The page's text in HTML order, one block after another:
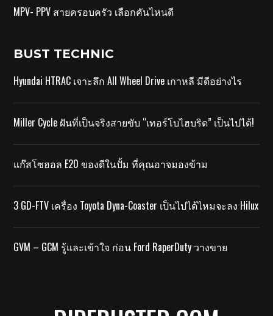
MPV- PPV สายครอบครัว เลือกคันไหนดี
BUST TECHNIC
Hyundai HTRAC เจาะลึก All Wheel Drive เกาหลี มีดีอย่างไร
Miller Cycle ฝันที่เป็นจริงสายขับ “เทอร์โบไฮบริด” เป็นไปได้!
แก๊สโซฮอล E20 ของดีในปั้ม ที่คุณอาจมองข้าม
3 GD-FTV เครื่อง Toyota Dyna-Coaster เป็นไปได้ไหมจะลง Hilux
GVM – GCM รู้และเข้าใจ ก่อน Ford RaperDuty วางขาย